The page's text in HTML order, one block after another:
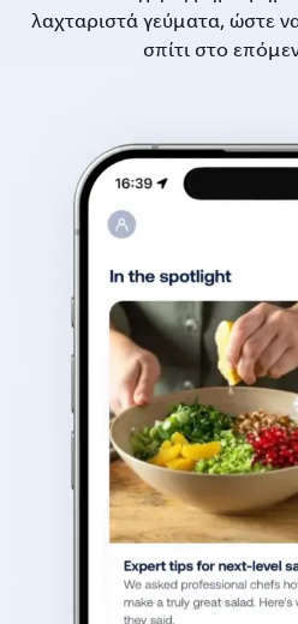
λαχταριστά γεύματα, ώστε
σπίτι στο